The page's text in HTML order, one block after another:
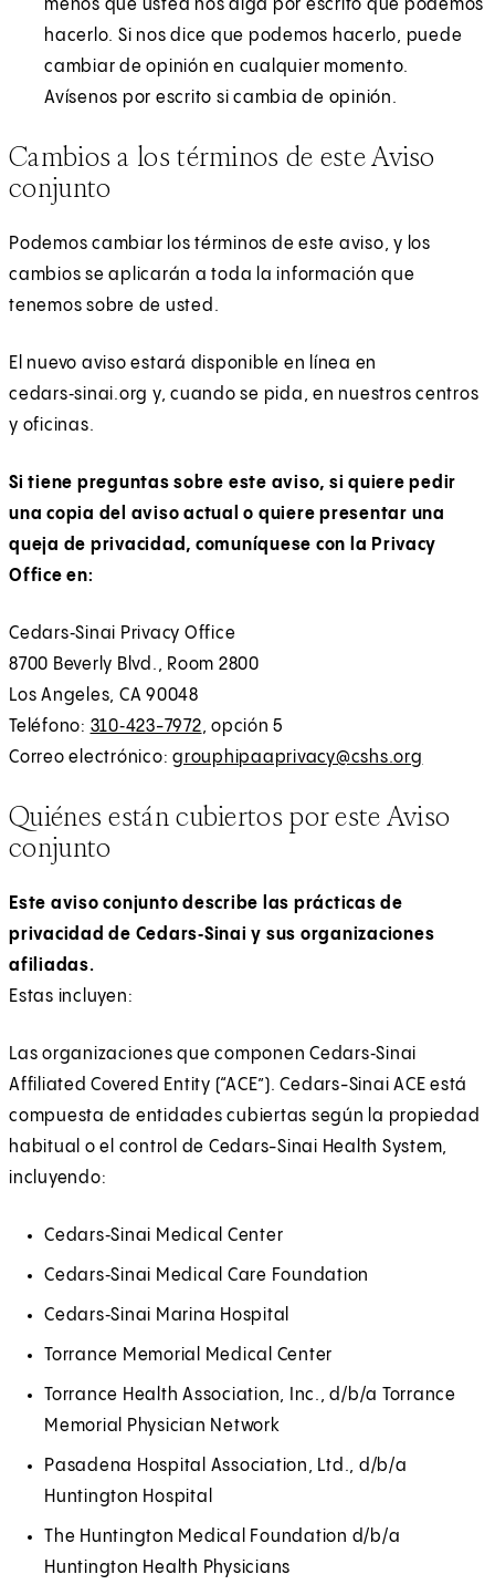
menos que usted nos diga por escrito que podemos
hacerlo. Si nos dice que podemos hacerlo, puede
cambiar de opinión en cualquier momento.
Avísenos por escrito si cambia de opinión.
Cambios a los términos de este Aviso
conjunto
Podemos cambiar los términos de este aviso, y los
cambios se aplicarán a toda la información que
tenemos sobre de usted.
El nuevo aviso estará disponible en línea en
cedars‑sinai.org y, cuando se pida, en nuestros centros
y oficinas.
Si tiene preguntas sobre este aviso, si quiere pedir
una copia del aviso actual o quiere presentar una
queja de privacidad, comuníquese con la Privacy
Office en:
Cedars‑Sinai Privacy Office
8700 Beverly Blvd., Room 2800
Los Angeles, CA 90048
Teléfono: 310‑423-7972, opción 5
Correo electrónico: grouphipaaprivacy@cshs.org
Quiénes están cubiertos por este Aviso
conjunto
Este aviso conjunto describe las prácticas de
privacidad de Cedars‑Sinai y sus organizaciones
afiliadas.
Estas incluyen:
Las organizaciones que componen Cedars‑Sinai
Affiliated Covered Entity (“ACE”). Cedars-Sinai ACE está
compuesta de entidades cubiertas según la propiedad
habitual o el control de Cedars-Sinai Health System,
incluyendo:
Cedars‑Sinai Medical Center
Cedars‑Sinai Medical Care Foundation
Cedars‑Sinai Marina Hospital
Torrance Memorial Medical Center
Torrance Health Association, Inc., d/b/a Torrance
Memorial Physician Network
Pasadena Hospital Association, Ltd., d/b/a
Huntington Hospital
The Huntington Medical Foundation d/b/a
Huntington Health Physicians